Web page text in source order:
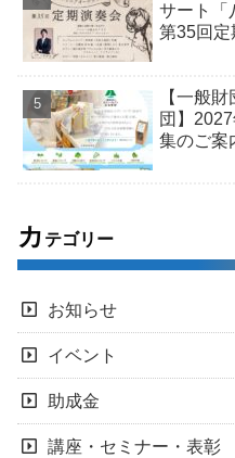
サート「
第35回定
【一般
団】
集のご案
カ テゴリー
お知らせ
イベント
助成金
講座・セミナー・表彰